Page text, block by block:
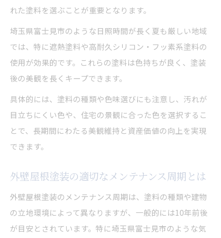
れた塗料を選ぶことが重要となります。
埼玉県富士見市のような日照時間が長く夏も厳しい地域
では、特に遮熱塗料や高耐久シリコン・フッ素系塗料の
使用が効果的です。これらの塗料は色持ちが良く、塗装
後の美観を長くキープできます。
具体的には、塗料の種類や色味選びにも注意し、汚れが
目立ちにくい色や、住宅の景観に合った色を選択するこ
とで、長期間にわたる美観維持と資産価値の向上を実現
できます。
外壁屋根塗装の適切なメンテナンス周期とは
外壁屋根塗装のメンテナンス周期は、塗料の種類や建物
の立地環境によって異なりますが、一般的には10年前後
が目安とされています。特に埼玉県富士見市のような気